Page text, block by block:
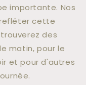
importante. Nos
cette
des
matin, pour le
et pour d'autres